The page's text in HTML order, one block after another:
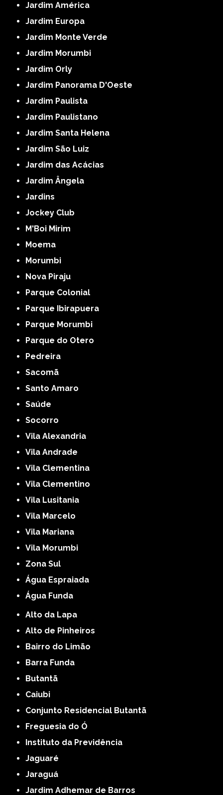
Jardim América
Jardim Europa
Jardim Monte Verde
Jardim Morumbi
Jardim Orly
Jardim Panorama D'Oeste
Jardim Paulista
Jardim Paulistano
Jardim Santa Helena
Jardim São Luiz
Jardim das Acácias
Jardim Ângela
Jardins
Jockey Club
M'Boi Mirim
Moema
Morumbi
Nova Piraju
Parque Colonial
Parque Ibirapuera
Parque Morumbi
Parque do Otero
Pedreira
Sacomã
Santo Amaro
Saúde
Socorro
Vila Alexandria
Vila Andrade
Vila Clementina
Vila Clementino
Vila Lusitania
Vila Marcelo
Vila Mariana
Vila Morumbi
Zona Sul
Água Espraiada
Água Funda
Alto da Lapa
Alto de Pinheiros
Bairro do Limão
Barra Funda
Butantã
Caiubi
Conjunto Residencial Butantã
Freguesia do Ó
Instituto da Previdência
Jaguaré
Jaraguá
Jardim Adhemar de Barros